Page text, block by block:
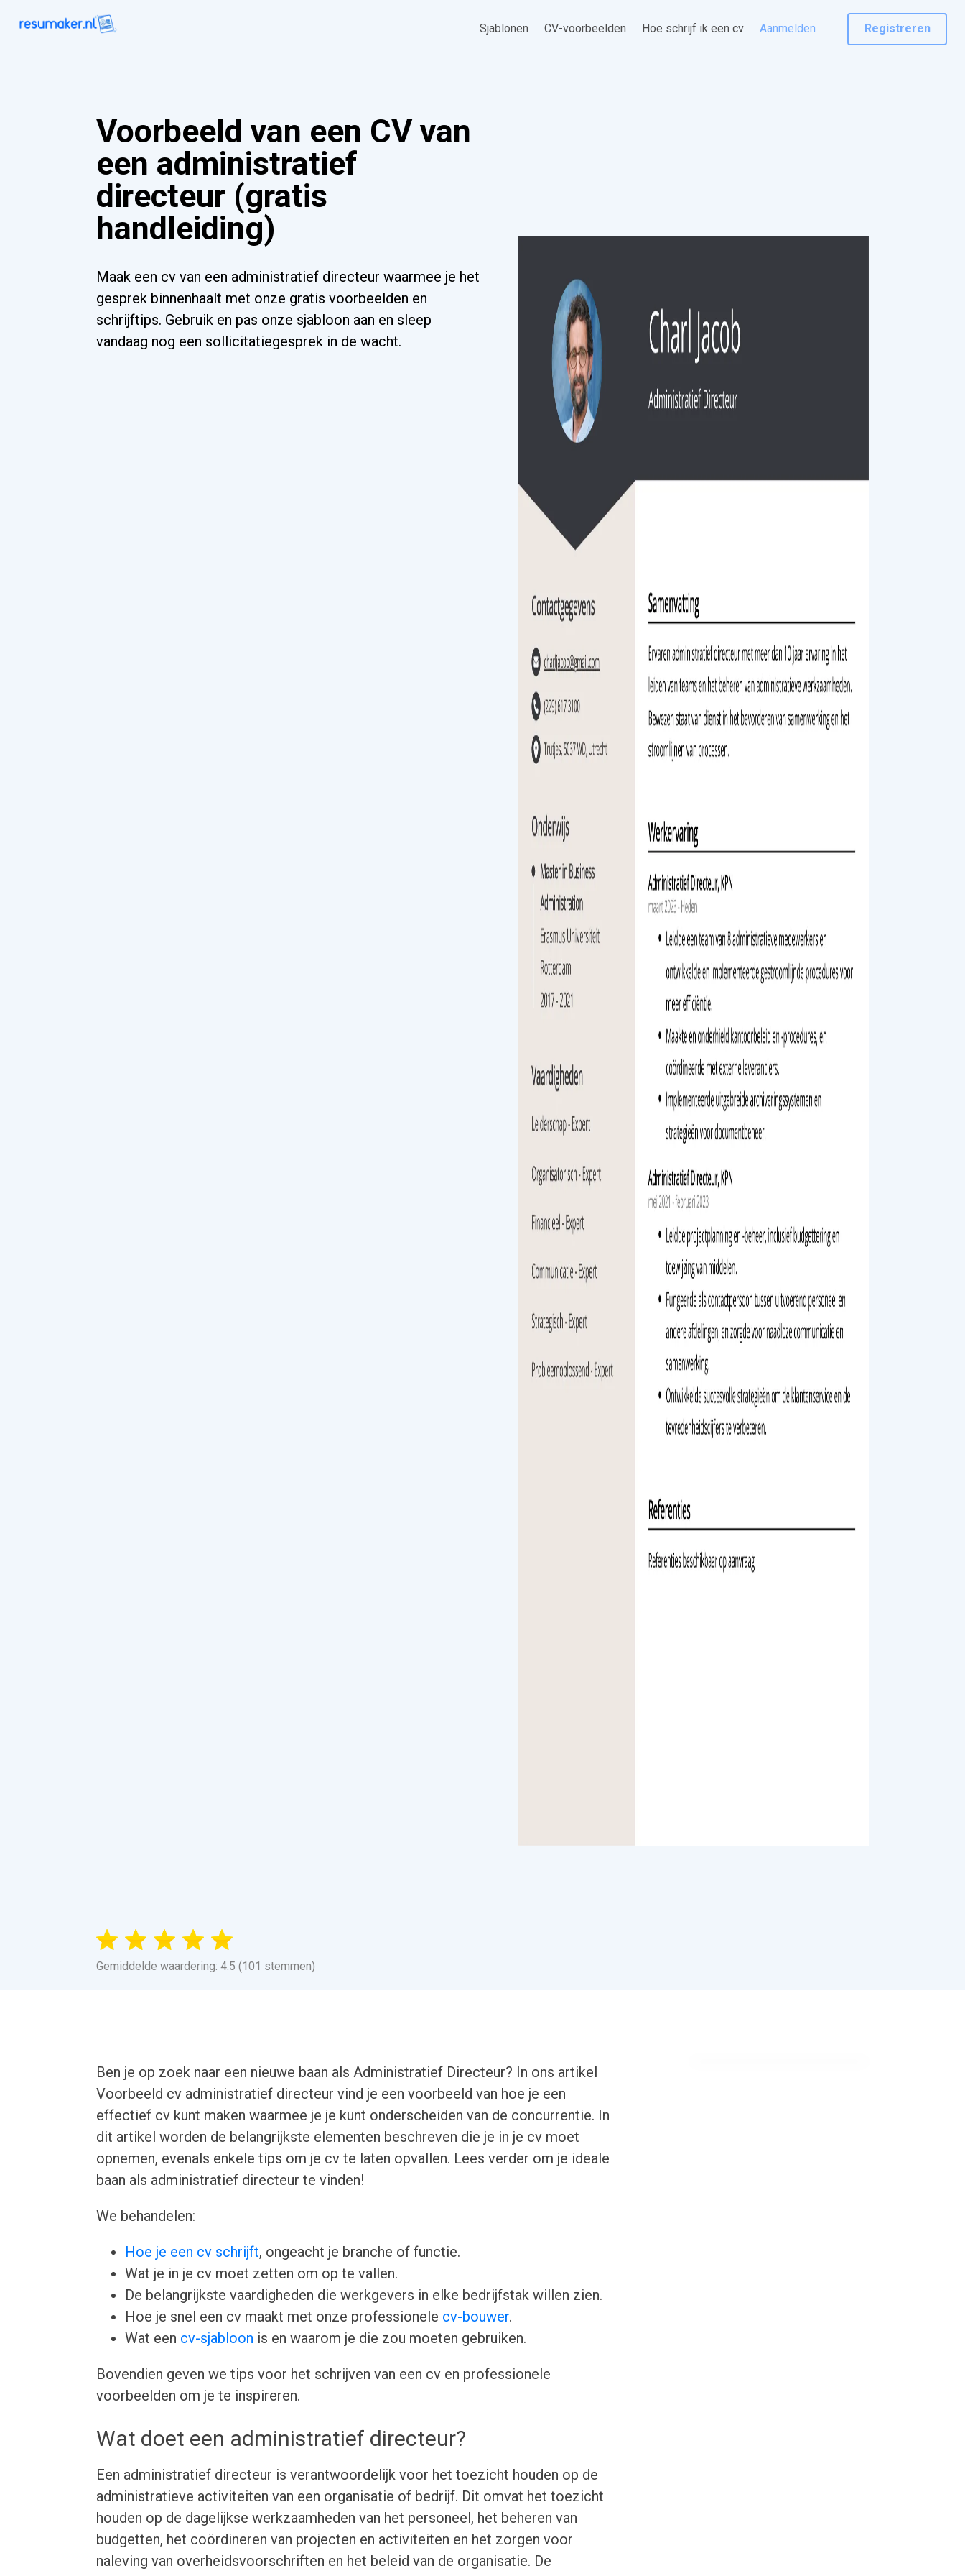
Sjablonen CV-voorbeelden Hoe schrijf ik een cv Aanmelden Registreren
Voorbeeld van een CV van
een administratief
directeur (gratis
handleiding)
Maak een cv van een administratief directeur waarmee je het
gesprek binnenhaalt met onze gratis voorbeelden en
schrijftips. Gebruik en pas onze sjabloon aan en sleep
vandaag nog een sollicitatiegesprek in de wacht.
Gemiddelde waardering: 4.5 (101 stemmen)
Ben je op zoek naar een nieuwe baan als Administratief Directeur? In ons artikel
Voorbeeld cv administratief directeur vind je een voorbeeld van hoe je een
effectief cv kunt maken waarmee je je kunt onderscheiden van de concurrentie. In
dit artikel worden de belangrijkste elementen beschreven die je in je cv moet
opnemen, evenals enkele tips om je cv te laten opvallen. Lees verder om je ideale
baan als administratief directeur te vinden!
We behandelen:
Hoe je een cv schrijft, ongeacht je branche of functie.
Wat je in je cv moet zetten om op te vallen.
De belangrijkste vaardigheden die werkgevers in elke bedrijfstak willen zien.
Hoe je snel een cv maakt met onze professionele cv-bouwer.
Wat een cv-sjabloon is en waarom je die zou moeten gebruiken.
Bovendien geven we tips voor het schrijven van een cv en professionele
voorbeelden om je te inspireren.
Wat doet een administratief directeur?
Een administratief directeur is verantwoordelijk voor het toezicht houden op de
administratieve activiteiten van een organisatie of bedrijf. Dit omvat het toezicht
houden op de dagelijkse werkzaamheden van het personeel, het beheren van
budgetten, het coördineren van projecten en activiteiten en het zorgen voor
naleving van overheidsvoorschriften en het beleid van de organisatie. De